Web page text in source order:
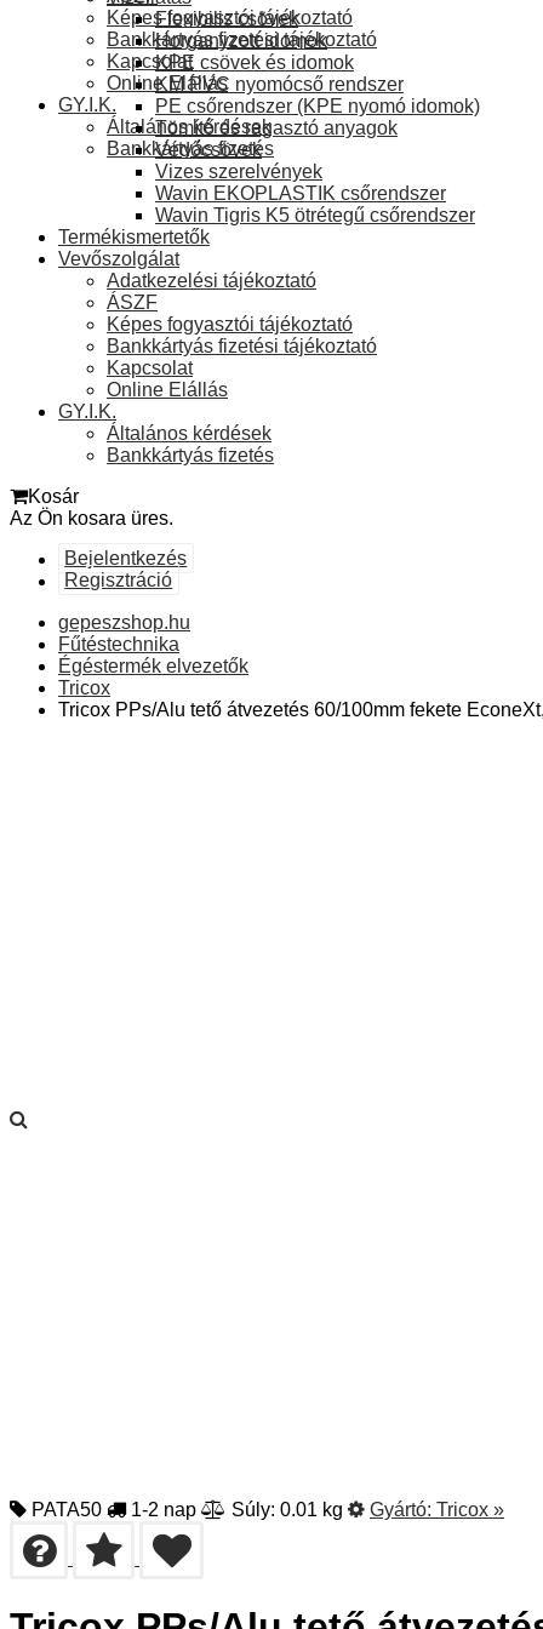
Képes fogyasztói tájékoztató
Bankkártyás fizetési tájékoztató
Kapcsolat
Online Elállás
GY.I.K.
Általános kérdések
Bankkártyás fizetés
Flexibilis csövek
Horganyzott idomok
KPE csövek és idomok
KM PVC nyomócső rendszer
PE csőrendszer (KPE nyomó idomok)
Tömítő és ragasztó anyagok
Védőcsövek
Vizes szerelvények
Wavin EKOPLASTIK csőrendszer
Wavin Tigris K5 ötrétegű csőrendszer
Termékismertetők
Vevőszolgálat
Adatkezelési tájékoztató
ÁSZF
Képes fogyasztói tájékoztató
Bankkártyás fizetési tájékoztató
Kapcsolat
Online Elállás
GY.I.K.
Általános kérdések
Bankkártyás fizetés
Kosár
Az Ön kosara üres.
Bejelentkezés
Regisztráció
gepeszshop.hu
Fűtéstechnika
Égéstermék elvezetők
Tricox
Tricox PPs/Alu tető átvezetés 60/100mm fekete
PATA50 1-2 nap Súly: 0.01 kg Gyártó: Tricox »